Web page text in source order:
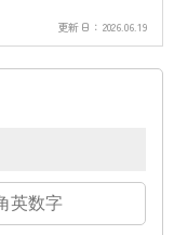
更新日： 2026.06.19